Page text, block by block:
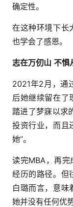
确定性。
在这种环境下长
也学会了感恩。
志在万仞山 不惧
2021年2月，通
后她继续留在了
踏进了梦寐以求
投资行业，而且
她”。
读完MBA，再完
经历的路径。但
白璐而言，意味
她并没有任何优势